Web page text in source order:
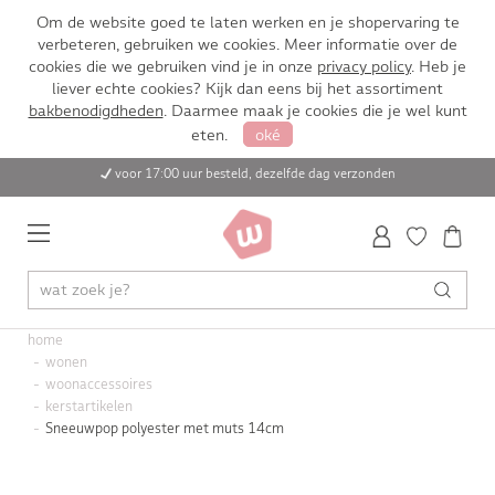
Om de website goed te laten werken en je shopervaring te
verbeteren, gebruiken we cookies. Meer informatie over de
cookies die we gebruiken vind je in onze privacy policy. Heb je
liever echte cookies? Kijk dan eens bij het assortiment
bakbenodigdheden. Daarmee maak je cookies die je wel kunt
eten.
oké
voor 17:00 uur besteld, dezelfde dag verzonden
home
wonen
woonaccessoires
kerstartikelen
Sneeuwpop polyester met muts 14cm